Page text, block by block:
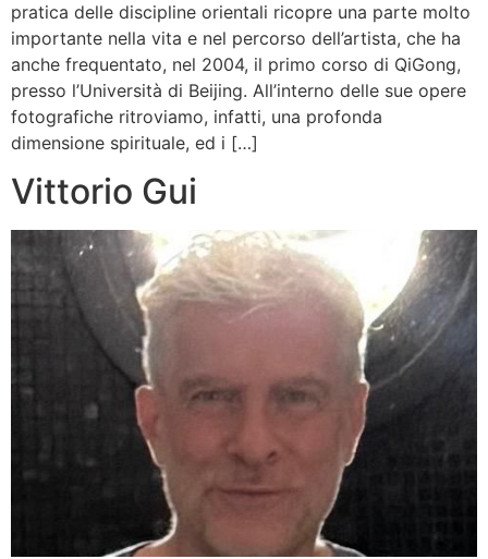
pratica delle discipline orientali ricopre una parte molto
importante nella vita e nel percorso dell’artista, che ha
anche frequentato, nel 2004, il primo corso di QiGong,
presso l’Università di Beijing. All’interno delle sue opere
fotografiche ritroviamo, infatti, una profonda
dimensione spirituale, ed i […]
Vittorio Gui